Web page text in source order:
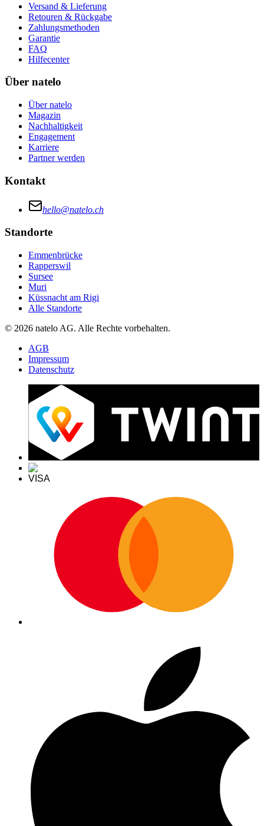
Versand & Lieferung
Retouren & Rückgabe
Zahlungsmethoden
Garantie
FAQ
Hilfecenter
Über natelo
Über natelo
Magazin
Nachhaltigkeit
Engagement
Karriere
Partner werden
Kontakt
hello@natelo.ch
Standorte
Emmenbrücke
Rapperswil
Sursee
Muri
Küssnacht am Rigi
Alle Standorte
© 2026 natelo AG. Alle Rechte vorbehalten.
AGB
Impressum
Datenschutz
VISA